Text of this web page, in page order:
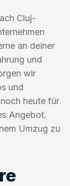
Cluj-
an deiner
und
wir
und
heute für
Angebot.
Umzug zu